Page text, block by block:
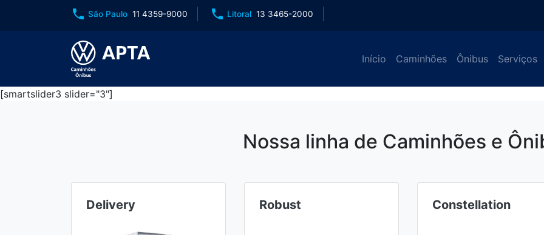
phone São Paulo 11 4359-9000 phone Litoral 13 3465-2000
Início Caminhões Ônibus Serviços
[smartslider3 slider="3"]
Nossa linha de Caminhões e
Delivery Robust Constellation